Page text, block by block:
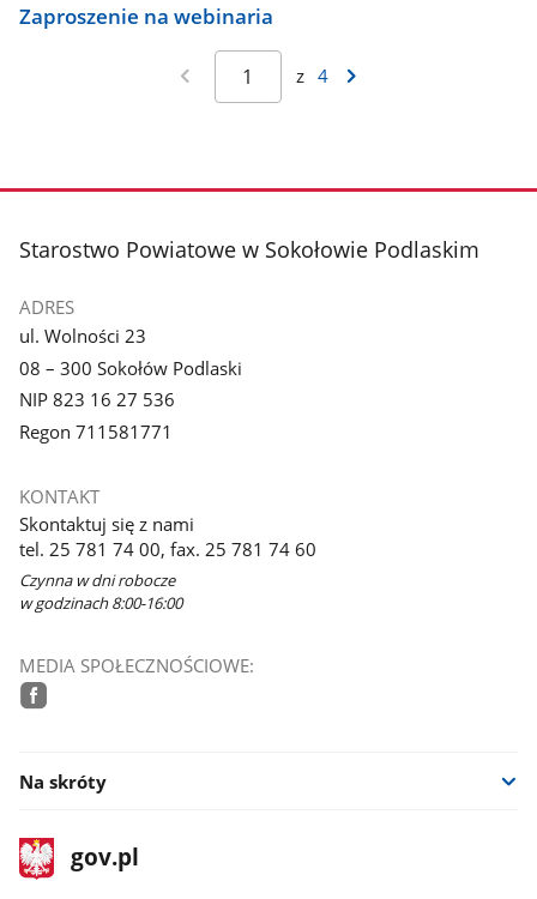
Zaproszenie na webinaria
z 4
stopka
Starostwo Powiatowe w Sokołowie Podlaskim
ADRES
ul. Wolności 23
08 – 300 Sokołów Podlaski
NIP 823 16 27 536
Regon 711581771
KONTAKT
Skontaktuj się z nami
tel. 25 781 74 00, fax. 25 781 74 60
Czynna w dni robocze
w godzinach 8:00-16:00
MEDIA SPOŁECZNOŚCIOWE:
Na skróty
stopka
gov.plStrona
gov.pl